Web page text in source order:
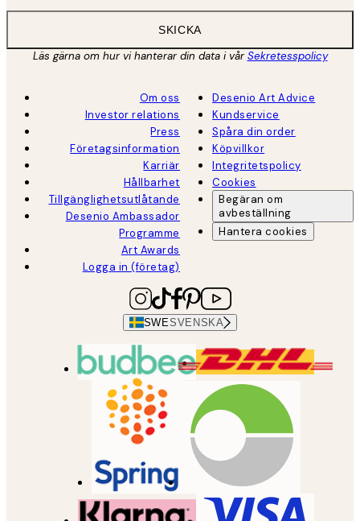
SKICKA
Läs gärna om hur vi hanterar din data i vårSekretesspolicy
Om oss
Investor relations
Press
Företagsinformation
Karriär
Hållbarhet
Tillgänglighetsutlåtande
Desenio Ambassador
Programme
Art Awards
Logga in (företag)
Desenio Art Advice
Kundservice
Spåra din order
Köpvillkor
Integritetspolicy
Cookies
Begäran om
avbeställning
Hantera cookies
SWESVENSKA